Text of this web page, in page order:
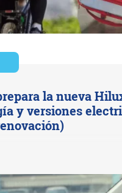
la nueva
y versiones